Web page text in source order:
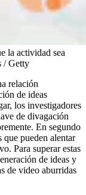
la actividad sea
/ Getty
relación
de ideas
los investigadores
de divagación
En segundo
que pueden alentar
Para superar estas
de ideas y
de video aburridas